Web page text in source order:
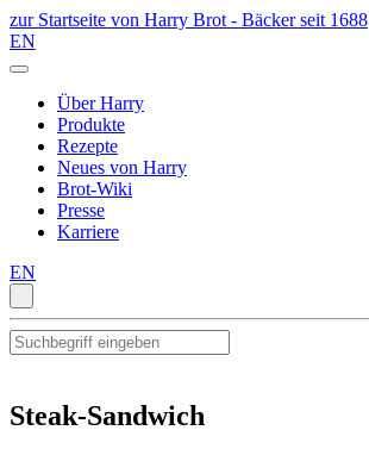
zur Startseite von Harry Brot - Bäcker seit 1688
EN
Über Harry
Produkte
Rezepte
Neues von Harry
Brot-Wiki
Presse
Karriere
EN
Steak-Sandwich